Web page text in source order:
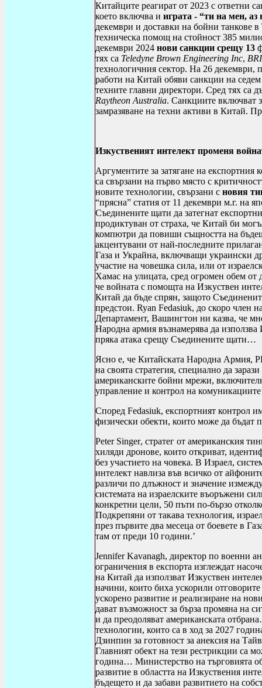
Китайците реагират от 2023 с ответни
което включва и играта - “ти на мен, аз
декември и доставки на бойни танкове
техническа помощ на стойност 385
декември 2024 нови санкции срещу 13
тях са Teledyne Brown Engineering Inc,
технологичния сектор. На 26
работи на Китай обяви санкции на
техните главни директори. Сред тях са
Raytheon Australia. Санкциите включват
замразяване на техни активи в Китай.
Изкуственият интелект променя
Аргументите за затягане на
са свързани на първо място с
новите технологии, свързани с новия
“прясна” статия от 11 декември м.г. на
Съединените щати да затегнат
продиктуван от страха, че Китай би
компютри да повиши същността на
акцентувани от най-последните
Газа и Украйна, включващи украински
участие на човешка сила, или от
Хамас на улицата, сред огромен обем
че войната с помощта на Изкуствен
Китай да бъде спрян, защото
предстои. Ryan Fedasiuk, до скоро член
Департамент, Вашингтон ни казва, че
Народна армия възнамерява да използва
пряка атака срещу Съединените щати…
Ясно е, че Китайската Народна Армия,
на своята стратегия, специално да
американските бойни мрежи,
управление и контрол на
Според Fedasiuk, експортният контрол
физически обекти, които може да бъдат
Peter Singer, стратег от американския
хиляди дронове, които откриват,
без участието на човека. В Израел,
интелект навлиза във всичко от
различи по длъжност и значение
системата на израелските въоръжени
конкретни цели, 50 пъти по-бързо
Подкрепяни от такава технология,
през първите два месеца от боевете в
там от преди 10 години.’
Jennifer Kavanagh, директор по военни
ограничения в експорта изглеждат
на Китай да използват Изкуствен
начини, които биха ускорили
ускорено развитие и реализиране на
дават възможност за бърза промяна на
и да преодоляват американската
технологии, които са в ход за 2027
Дзинпин за готовност за анексия на
Главният обект на тези рестрикции са
година… Министерство на търговията
развитие в областта на Изкуствения
бъдещето и да забави развитието на